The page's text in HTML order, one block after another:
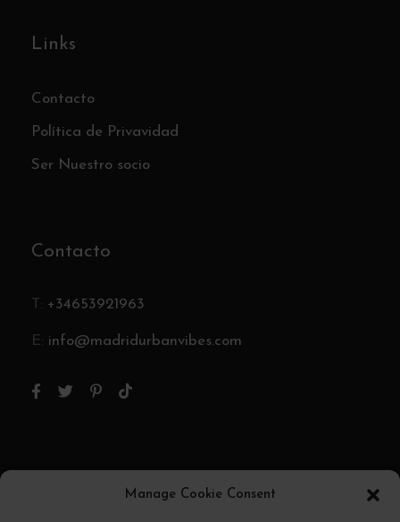
Manage Cookie Consent
Links
Contacto
Política de Privavidad
Ser Nuestro socio
Contacto
T: +34653921963
E: info@madridurbanvibes.com